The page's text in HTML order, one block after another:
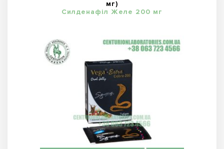
мг)
Силденафіл Желе 200 мг